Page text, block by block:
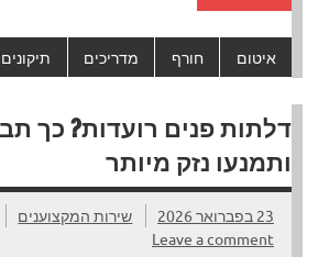
איטום חורף מדריכים תיקונים
דלתות פנים רועדות? כך
ותמנעו נזק מיותר
23 בפברואר 2026
שירות המקצוענים
Leave a comment